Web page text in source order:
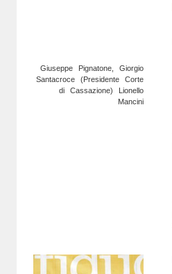
Giuseppe Pignatone, Giorgio
Santacroce (Presidente Corte
di Cassazione) Lionello
Mancini